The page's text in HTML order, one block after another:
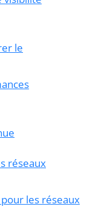
le
réseaux
les réseaux